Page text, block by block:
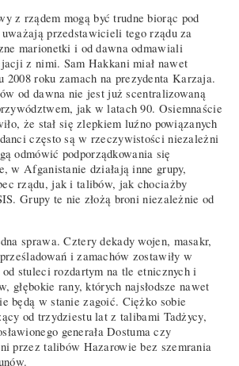
z rządem mogą być trudne biorąc pod
przedstawicieli tego rządu za
marionetki i od dawna odmawiali
z nimi. Sam Hakkani miał nawet
2008 roku zamach na prezydenta Karzaja.
od dawna nie jest już scentralizowaną
jak w latach 90. Osiemnaście
że stał się zlepkiem luźno powiązanych
często są w rzeczywistości niezależni
odmówić podporządkowania się
w Afganistanie działają inne grupy,
rządu, jak i talibów, jak chociażby
Grupy te nie złożą broni niezależnie od
sprawa. Cztery dekady wojen, masakr,
i zamachów zostawiły w
stuleci rozdartym na tle etnicznych i
głębokie rany, których najsłodsze nawet
będą w stanie zagoić. Ciężko sobie
od trzydziestu lat z talibami Tadżycy,
generała Dostuma czy
przez talibów Hazarowie bez szemrania